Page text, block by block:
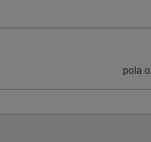
pola